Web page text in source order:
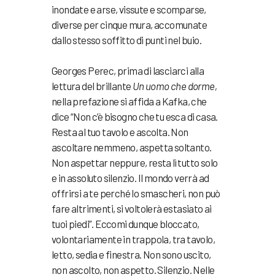
inondate e arse, vissute e scomparse,
diverse per cinque mura, accomunate
dallo stesso soffitto di punti nel buio.
Georges Perec, prima di lasciarci alla
lettura del brillante Un uomo che dorme,
nella prefazione si affida a Kafka, che
dice “Non c’è bisogno che tu esca di casa.
Resta al tuo tavolo e ascolta. Non
ascoltare nemmeno, aspetta soltanto.
Non aspettar neppure, resta lì tutto solo
e in assoluto silenzio. Il mondo verrà ad
offrirsi a te perché lo smascheri, non può
fare altrimenti, si voltolerà estasiato ai
tuoi piedi”. Eccomi dunque bloccato,
volontariamente in trappola, tra tavolo,
letto, sedia e finestra. Non sono uscito,
non ascolto, non aspetto. Silenzio. Nelle